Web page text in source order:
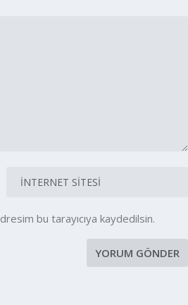
bu tarayıcıya kaydedilsin.